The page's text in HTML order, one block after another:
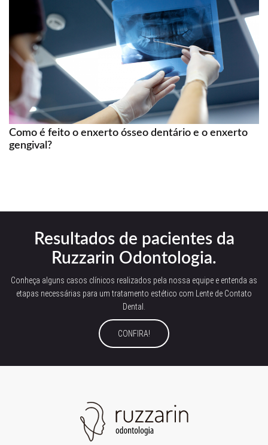
Como é feito o enxerto ósseo dentário e o enxerto
gengival?
Resultados de pacientes da
Ruzzarin Odontologia.
Conheça alguns casos clínicos realizados pela nossa equipe e entenda as
etapas necessárias para um tratamento estético com Lente de Contato
Dental.
CONFIRA!